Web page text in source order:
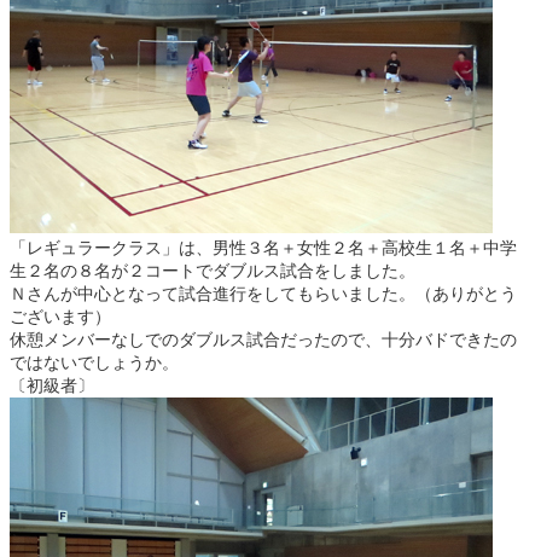
「レギュラークラス」は、男性３名＋女性２名＋高校生１名＋中学
生２名の８名が２コートでダブルス試合をしました。
Ｎさんが中心となって試合進行をしてもらいました。（ありがとう
ございます）
休憩メンバーなしでのダブルス試合だったので、十分バドできたの
ではないでしょうか。
〔初級者〕